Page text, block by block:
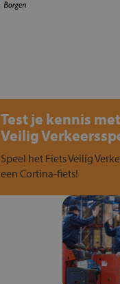
Test je kennis
Veilig
Speel het Fiets Veilig
een Cortina-fiets!